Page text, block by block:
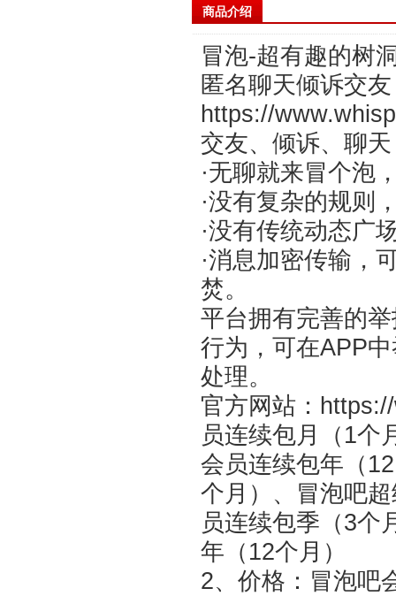
商品介绍
冒泡-超有趣的树
匿名聊天倾诉交友
https://
交友、倾诉、聊
·无聊就来冒个泡
·没有复杂的规则
·没有传统动态广
·消息加密传输，
焚。
平台拥有完善的
行为，可在APP
处理。
官方网站：
员连续包月（1个
会员连续包年（12
个月）、冒泡吧
员连续包季（3个
年（12个月）
2、价格：冒泡吧